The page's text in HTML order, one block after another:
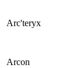
Arc'teryx
Arcon